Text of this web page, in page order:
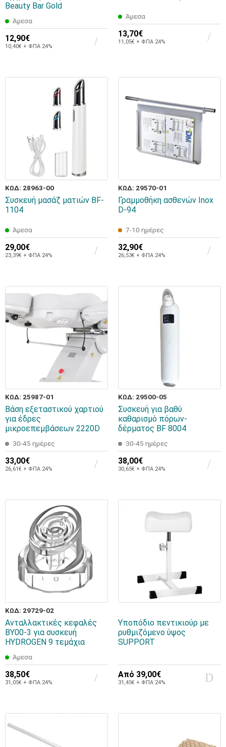
Beauty Bar Gold
Άμεσα
12,90€
10,40€ + ΦΠΑ 24%
Άμεσα
13,70€
11,05€ + ΦΠΑ 24%
ΚΩΔ: 28963-00
Συσκευή μασάζ ματιών BF-
1104
Άμεσα
29,00€
23,39€ + ΦΠΑ 24%
ΚΩΔ: 29570-01
Γραμμοθήκη ασθενών Inox
D-94
7-10 ημέρες
32,90€
26,53€ + ΦΠΑ 24%
ΚΩΔ: 25987-01
Βάση εξεταστικού χαρτιού
για έδρες
μικροεπεμβάσεων 2220D
30-45 ημέρες
33,00€
26,61€ + ΦΠΑ 24%
ΚΩΔ: 29500-05
Συσκευή για βαθύ
καθαρισμό πόρων-
δέρματος BF 8004
30-45 ημέρες
38,00€
30,65€ + ΦΠΑ 24%
ΚΩΔ: 29729-02
Ανταλλακτικές κεφαλές
BY00-3 για συσκευή
HYDROGEN 9 τεμάχια
Άμεσα
38,50€
31,05€ + ΦΠΑ 24%
Υποπόδιο πεντικιούρ με
ρυθμιζόμενο ύψος
SUPPORT
Από 39,00€
31,45€ + ΦΠΑ 24%